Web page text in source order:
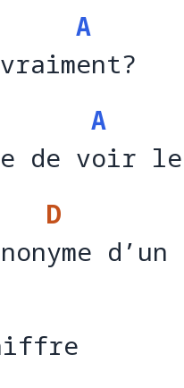
A
e
de v
A
o
de voir le
D
y
d’un